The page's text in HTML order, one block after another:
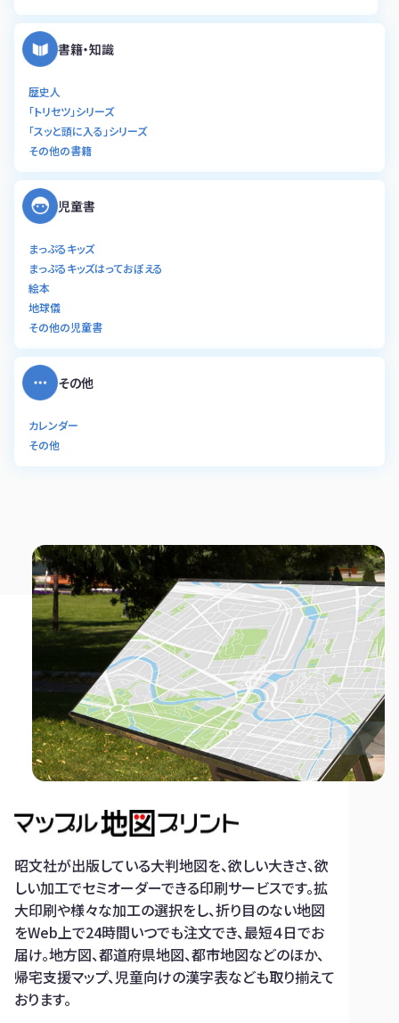
書籍・知識
歴史人
「トリセツ」シリーズ
「スッと頭に入る」シリーズ
その他の書籍
児童書
まっぷるキッズ
まっぷるキッズはっておぼえる
絵本
地球儀
その他の児童書
その他
カレンダー
その他
昭文社が出版している大判地図を、欲しい大きさ、欲
しい加工でセミオーダーできる印刷サービスです。拡
大印刷や様々な加工の選択をし、折り目のない地図
をWeb上で24時間いつでも注文でき、最短４日でお
届け。地方図、都道府県地図、都市地図などのほか、
帰宅支援マップ、児童向けの漢字表なども取り揃えて
おります。